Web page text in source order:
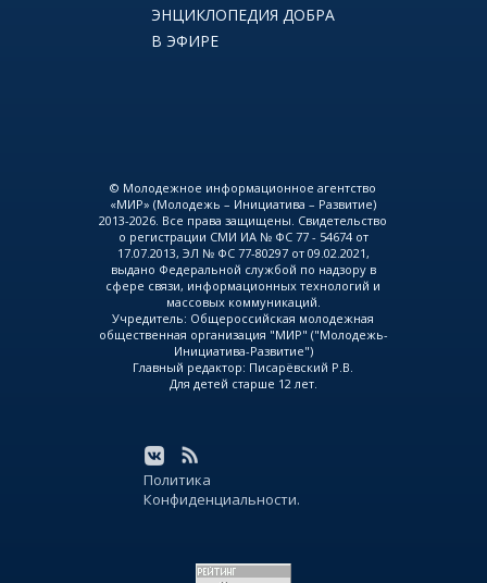
ЭНЦИКЛОПЕДИЯ ДОБРА
В ЭФИРЕ
© Молодежное информационное агентство
«МИР» (Молодежь – Инициатива – Развитие)
2013-2026. Все права защищены. Свидетельство
о регистрации СМИ ИА № ФС 77 - 54674 от
17.07.2013, ЭЛ № ФС 77-80297 от 09.02.2021,
выдано Федеральной службой по надзору в
сфере связи, информационных технологий и
массовых коммуникаций.
Учредитель: Общероссийская молодежная
общественная организация "МИР" ("Молодежь-
Инициатива-Развитие")
Главный редактор: Писарёвский Р.В.
Для детей старше 12 лет.
Политика
Конфиденциальности.